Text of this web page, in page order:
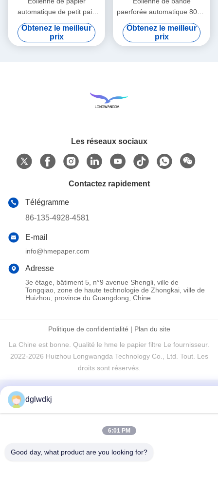
automatique de petit pain
d'éolienne de bande
Obtenez le meilleur
prix
paerforée automatique 80cm
x 45cm x 55cm
Obtenez le meilleur
prix
Les réseaux sociaux
Contactez rapidement
Télégramme
86-135-4928-4581
E-mail
info@hmepaper.com
Adresse
3e étage, bâtiment 5, n°9 avenue Shengli, ville de
Tongqiao, zone de haute technologie de Zhongkai, ville de
Huizhou, province du Guangdong, Chine
Politique de confidentialité | Plan du site
La Chine est bonne. Qualité le hme le papier filtre Le fournisseur.
2022-2026 Huizhou Longwangda Technology Co., Ltd. Tout. Les
droits sont réservés.
dglwdkj
6:01 PM
Good day, what product are you looking for?